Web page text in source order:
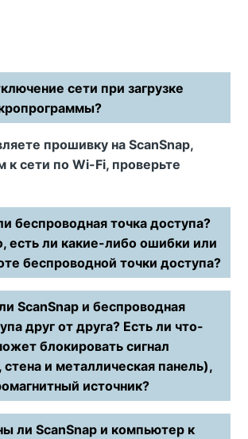
сети при загрузке
прошивку на ScanSnap,
к сети по Wi-Fi, проверьте
беспроводная точка доступа?
есть ли какие-либо ошибки или
беспроводной точки доступа?
ScanSnap и беспроводная
друг от друга? Есть ли что-
блокировать сигнал
и металлическая панель),
источник?
ли ScanSnap и компьютер к